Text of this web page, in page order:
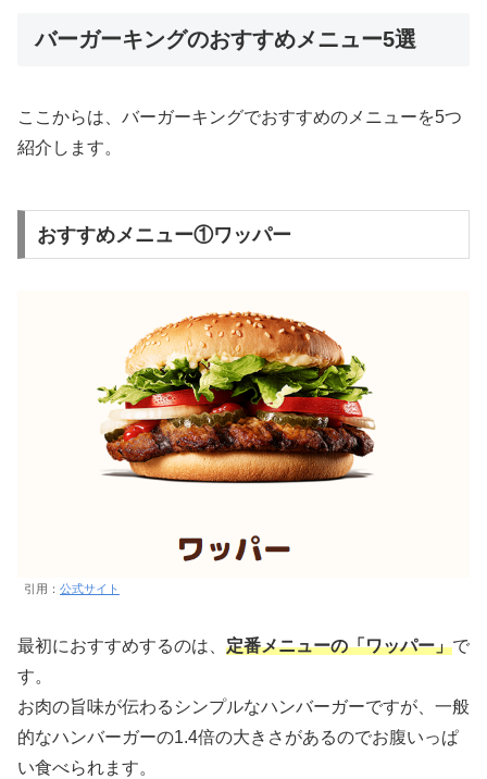
バーガーキングのおすすめメニュー5選
ここからは、バーガーキングでおすすめのメニューを5つ
紹介します。
おすすめメニュー①ワッパー
引用： 公式サイト
最初におすすめするのは、 定番メニューの「ワッパー」で
す。
お肉の旨味が伝わるシンプルなハンバーガーですが、一般
的なハンバーガーの1.4倍の大きさがあるのでお腹いっぱ
い食べられます。